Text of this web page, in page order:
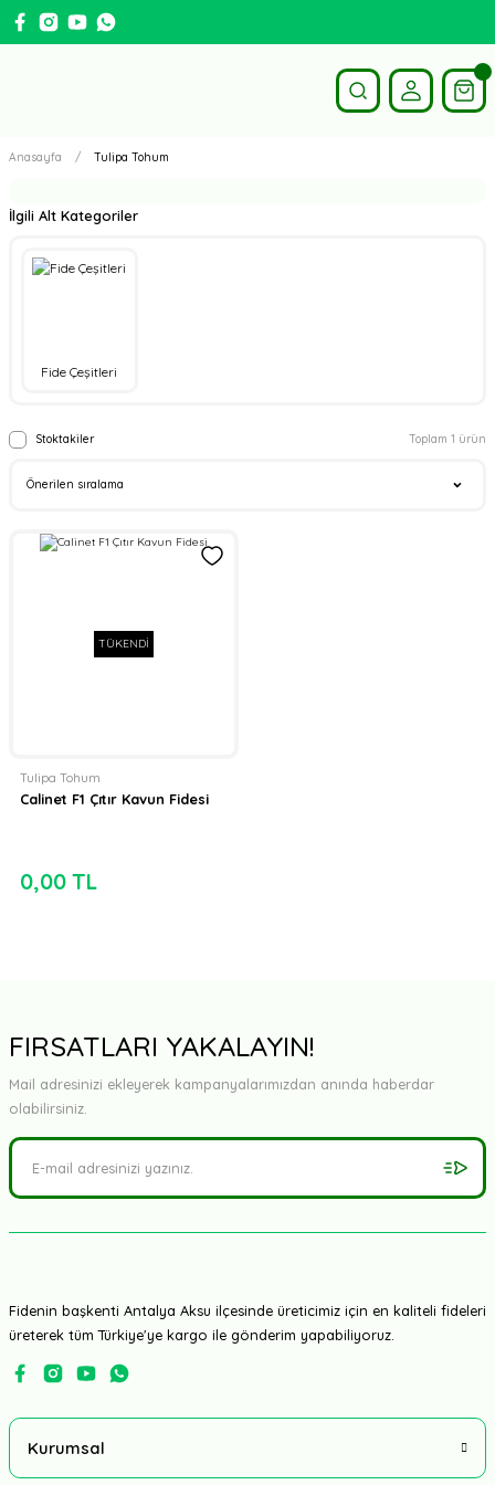
Anasayfa Tulipa Tohum
İlgili Alt Kategoriler
Fide Çeşitleri
Stoktakiler Toplam 1 ürün
TÜKENDİ
Tulipa Tohum
Calinet F1 Çıtır Kavun Fidesi
0,00 TL
FIRSATLARI YAKALAYIN!
Mail adresinizi ekleyerek kampanyalarımızdan anında haberdar
olabilirsiniz.
Fidenin başkenti Antalya Aksu ilçesinde üreticimiz için en kaliteli fideleri
üreterek tüm Türkiye'ye kargo ile gönderim yapabiliyoruz.
Kurumsal